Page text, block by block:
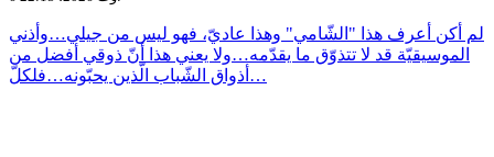
لم أكن أعرف هذا "الشّامي" وهذا عاديّ، فهو ليس من جيلي…وأذني
الموسيقيّة قد لا تتذوّق ما يقدّمه…ولا يعني هذا أنّ ذوقي أفضل من
أذواق الشّباب الّذين يحبّونه…فلكلّ…